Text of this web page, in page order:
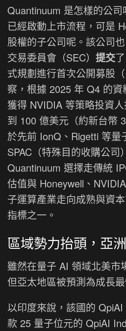
Quantinuum 是怎樣的公司
已經啟動上市流程，可是
股權的子公司呢。該公司
交易委員會（SEC） 提交
式規劃進行首次公開募股
察，根據 2025 年 Q4 的
獲得 NVIDIA 等策略投資
到 100 億美元（約新台幣
於先前 IonQ、Rigetti 等量
SPAC（特殊目的收購公司
Quantinuum 選擇走傳統
估值與 Honeywell、
子運算產業走向成熟與資
指標之一。
區域勢力抬頭，亞
雖然在量子 AI 領域北美市
但亞太地區被預測為成長
以印度來說，該國的
款 25 量子位元的 QpiAI